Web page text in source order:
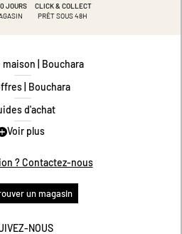
JOURS
CLICK & COLLECT
PRÊT SOUS 48H
| Bouchara
| Bouchara
d'achat
des tailles
de fidélité
des offres
Voir plus
? Contactez-nous
un magasin
NOUS